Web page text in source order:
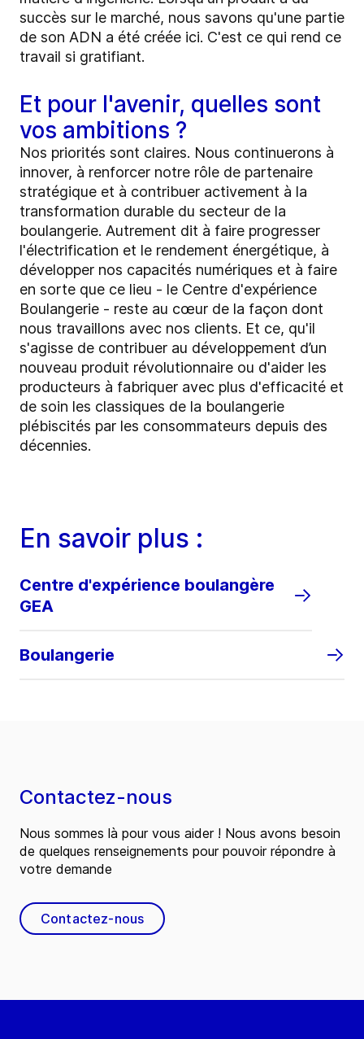
succès sur le marché, nous savons qu'une partie
de son ADN a été créée ici. C'est ce qui rend ce
travail si gratifiant.
Et pour l'avenir, quelles sont
vos ambitions ?
Nos priorités sont claires. Nous continuerons à
innover, à renforcer notre rôle de partenaire
stratégique et à contribuer activement à la
transformation durable du secteur de la
boulangerie. Autrement dit à faire progresser
l'électrification et le rendement énergétique, à
développer nos capacités numériques et à faire
en sorte que ce lieu - le Centre d'expérience
Boulangerie - reste au cœur de la façon dont
nous travaillons avec nos clients. Et ce, qu'il
s'agisse de contribuer au développement d’un
nouveau produit révolutionnaire ou d'aider les
producteurs à fabriquer avec plus d'efficacité et
de soin les classiques de la boulangerie
plébiscités par les consommateurs depuis des
décennies.
En savoir plus :
Centre d'expérience boulangère
GEA
Boulangerie
Contactez-nous
Nous sommes là pour vous aider ! Nous avons besoin
de quelques renseignements pour pouvoir répondre à
votre demande
Contactez-nous